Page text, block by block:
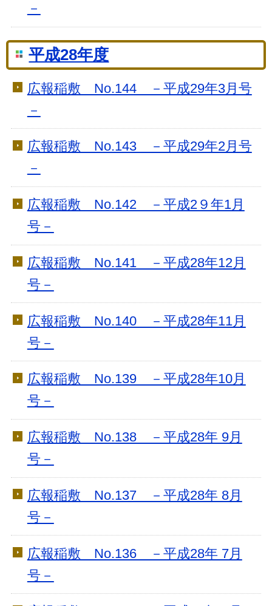
－
平成28年度
広報稲敷 No.144 －平成29年3月号
－
広報稲敷 No.143 －平成29年2月号
－
広報稲敷 No.142 －平成2９年1月
号－
広報稲敷 No.141 －平成28年12月
号－
広報稲敷 No.140 －平成28年11月
号－
広報稲敷 No.139 －平成28年10月
号－
広報稲敷 No.138 －平成28年 9月
号－
広報稲敷 No.137 －平成28年 8月
号－
広報稲敷 No.136 －平成28年 7月
号－